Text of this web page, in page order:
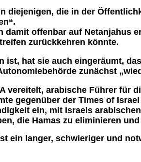
diejenigen, die in der
offenbar auf Netanjahus
zurückkehren könnte.
hat sie auch eingeräumt,
zunächst
vereitelt, arabische Führer für
gegenüber der Times of
ein, mit Israels
die Hamas zu eliminieren
ein langer, schwieriger und